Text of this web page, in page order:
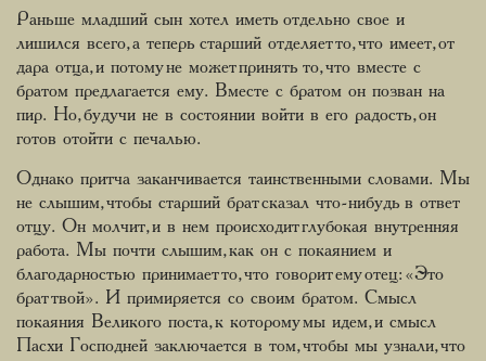
Раньше младший сын хотел иметь отдельно свое и
лишился всего, а теперь старший отделяет то, что имеет, от
дара отца, и потому не может принять то, что вместе с
братом предлагается ему. Вместе с братом он позван на
пир. Но, будучи не в состоянии войти в его радость, он
готов отойти с печалью.
Однако притча заканчивается таинственными словами. Мы
не слышим, чтобы старший брат сказал что-нибудь в ответ
отцу. Он молчит, и в нем происходит глубокая внутренняя
работа. Мы почти слышим, как он с покаянием и
благодарностью принимает то, что говорит ему отец: «Это
брат твой». И примиряется со своим братом. Смысл
покаяния Великого поста, к которому мы идем, и смысл
Пасхи Господней заключается в том, чтобы мы узнали, что